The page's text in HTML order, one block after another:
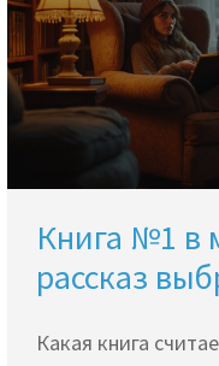
Книга №1 в
рассказ
Какая книга